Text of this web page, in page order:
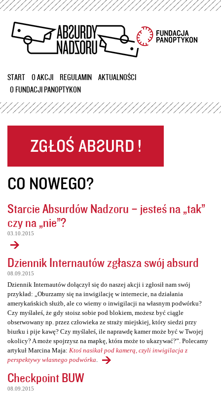
Przejdź
treści
START O AKCJI REGULAMIN
AKTUALNOŚCI
O FUNDACJI PANOPTYKON
CO NOWEGO?
Starcie Absurdów Nadzoru – jesteś na „tak”
czy na „nie”?
03.10.2015
Dziennik Internautów zgłasza swój absurd
08.09.2015
Dziennik Internautów dołączył się do naszej akcji i zgłosił nam swój
przykład: „Oburzamy się na inwigilację w internecie, na działania
amerykańskich służb, ale co wiemy o inwigilacji na własnym podwórku?
Czy myślałeś, że gdy stoisz sobie pod blokiem, możesz być ciągle
obserwowany np. przez człowieka ze straży miejskiej, który siedzi przy
biurku i pije kawę? Czy myślałeś, ile naprawdę kamer może być w Twojej
okolicy? A może spojrzysz na mapkę, która może to ukazywać?”. Polecamy
artykuł Marcina Maja: Ktoś nasikał pod kamerą, czyli inwigilacja z
perspektywy własnego podwórka
Checkpoint BUW
08.09.2015